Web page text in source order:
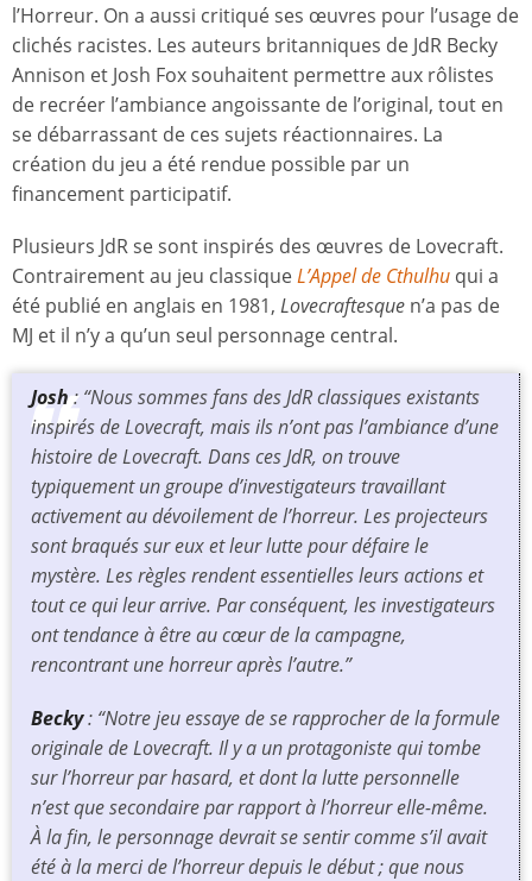
l’Horreur. On a aussi critiqué ses œuvres pour l’usage de
clichés racistes. Les auteurs britanniques de JdR Becky
Annison et Josh Fox souhaitent permettre aux rôlistes
de recréer l’ambiance angoissante de l’original, tout en
se débarrassant de ces sujets réactionnaires. La
création du jeu a été rendue possible par un
financement participatif.
Plusieurs JdR se sont inspirés des œuvres de Lovecraft.
Contrairement au jeu classiqueL’Appel de Cthulhu qui a
été publié en anglais en 1981, Lovecraftesque n’a pas de
MJ et il n’y a qu’un seul personnage central.
Josh: “Nous sommes fans des JdR classiques existants
inspirés de Lovecraft, mais ils n’ont pas l’ambiance d’une
histoire de Lovecraft. Dans ces JdR, on trouve
typiquement un groupe d’investigateurs travaillant
activement au dévoilement de l’horreur. Les projecteurs
sont braqués sur eux et leur lutte pour défaire le
mystère. Les règles rendent essentielles leurs actions et
tout ce qui leur arrive. Par conséquent, les investigateurs
ont tendance à être au cœur de la campagne,
rencontrant une horreur après l’autre.”
Becky: “Notre jeu essaye de se rapprocher de la formule
originale de Lovecraft. Il y a un protagoniste qui tombe
sur l’horreur par hasard, et dont la lutte personnelle
n’est que secondaire par rapport à l’horreur elle-même.
À la fin, le personnage devrait se sentir comme s’il avait
été à la merci de l’horreur depuis le début ; que nous